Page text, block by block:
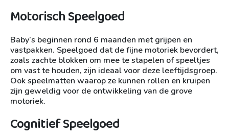
Motorisch Speelgoed
Baby’s beginnen rond 6 maanden met grijpen en
vastpakken. Speelgoed dat de fijne motoriek bevordert,
zoals zachte blokken om mee te stapelen of speeltjes
om vast te houden, zijn ideaal voor deze leeftijdsgroep.
Ook speelmatten waarop ze kunnen rollen en kruipen
zijn geweldig voor de ontwikkeling van de grove
motoriek.
Cognitief Speelgoed